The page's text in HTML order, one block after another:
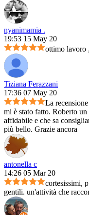
nyanimamia .
19:53 15 May 20
ottimo lavoro
Tiziana Ferazzani
17:36 07 May 20
La
mi è stato fatto. Roberto un
affidabile e che sa
più bello. Grazie ancora
antonella c
14:26 05 Mar 20
cortesissimi,
gentili. un'attività che